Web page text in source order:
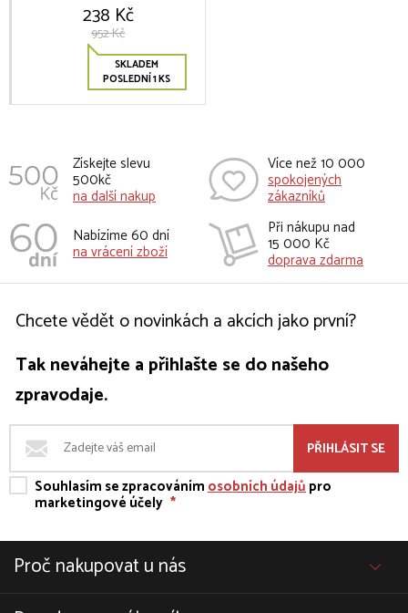
238 Kč
952 Kč
SKLADEM
POSLEDNÍ 1 KS
Získejte slevu
500kč
na další nakup
Více než 10 000
spokojených
zákazníků
Nabízíme 60 dní
na vrácení zboží
Při nákupu nad
15 000 Kč
doprava zdarma
Chcete vědět o novinkách a akcích jako první?
Tak neváhejte a přihlašte se do našeho
zpravodaje.
PŘIHLÁSIT SE
Souhlasím se zpracovánímosobních údajůpro
marketingové účely *
Proč nakupovat u nás